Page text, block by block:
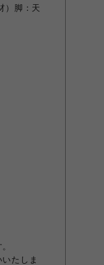
）脚：天
たしま